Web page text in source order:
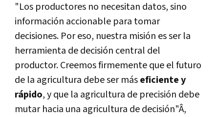
"Los productores no necesitan datos, sino
información accionable para tomar
decisiones. Por eso, nuestra misión es ser la
herramienta de decisión central del
productor. Creemos firmemente que el futuro
de la agricultura debe ser máseficiente y
rápido, y que la agricultura de precisión debe
mutar hacia una agricultura de decisión"Â,